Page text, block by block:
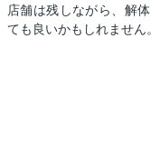
店舗は残しながら、解
ても良いかもしれません。